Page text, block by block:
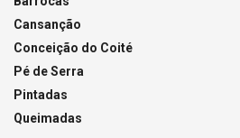
Cansanção
Conceição do Coité
Pé de Serra
Pintadas
Queimadas